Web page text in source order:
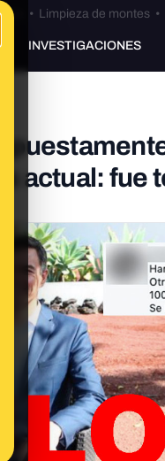
• Limpieza de montes•
INVESTIGACIONES
actual: fue